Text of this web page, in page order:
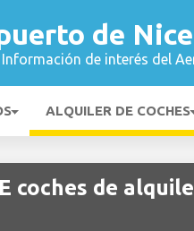
de Nice
Información de interés del
ALQUILER DE COCHES
coches de